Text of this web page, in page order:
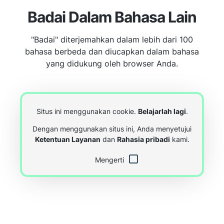
Badai Dalam Bahasa Lain
"Badai" diterjemahkan dalam lebih dari 100
bahasa berbeda dan diucapkan dalam bahasa
yang didukung oleh browser Anda.
Situs ini menggunakan cookie. Belajarlah lagi.
Dengan menggunakan situs ini, Anda menyetujui
Ketentuan Layanan dan Rahasia pribadi kami.
Mengerti